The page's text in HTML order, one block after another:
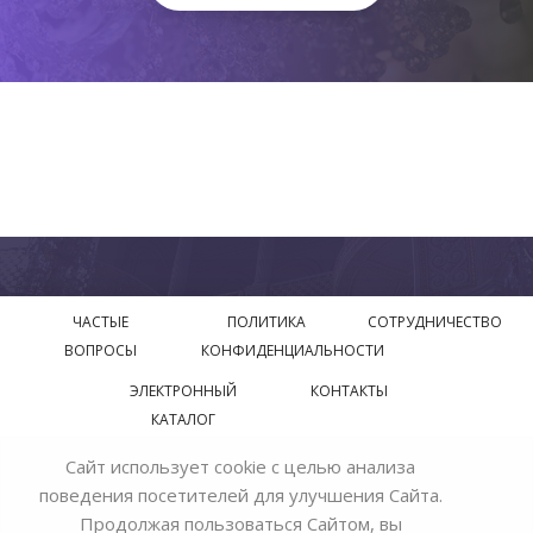
ЧАСТЫЕ
ВОПРОСЫ
ПОЛИТИКА
КОНФИДЕНЦИАЛЬНОСТИ
СОТРУДНИЧЕСТВО
ЭЛЕКТРОННЫЙ
КАТАЛОГ
КОНТАКТЫ
© 2018—2026 Официальный сайт завода производителя
Bohemia Ivele Crystal
Сайт использует cookie с целью анализа
поведения посетителей для улучшения Сайта.
Продолжая пользоваться Сайтом, вы